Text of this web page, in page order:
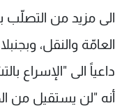
الى مزيد من
العامّة والنقل،
داعياً الى "الإسراع
أنه "لن يستقيل من